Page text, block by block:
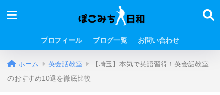
プロフィール ブログ一覧 お問い合わせ
ホーム 英会話教室
【埼玉】本気で英語習得！英会話教室
のおすすめ10選を徹底比較